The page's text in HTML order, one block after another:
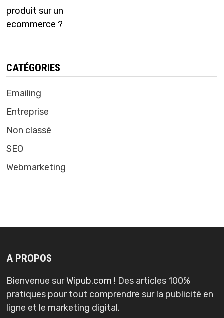
CATÉGORIES
Emailing
Entreprise
Non classé
SEO
Webmarketing
A PROPOS
Bienvenue surWipub.com ! Des articles 100%
pratiques pour tout comprendre sur la publicité en
ligne et le marketing digital.